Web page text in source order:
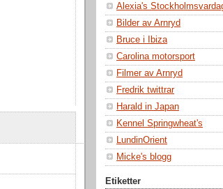
Alexia's
Bilder av Arnryd
Bruce i Ibiza
Carolina motorsport
Filmer av Arnryd
Fredrik twittrar
Harald in Japan
Kennel Springwheat's
LundinOrient
Micke's blogg
Etiketter